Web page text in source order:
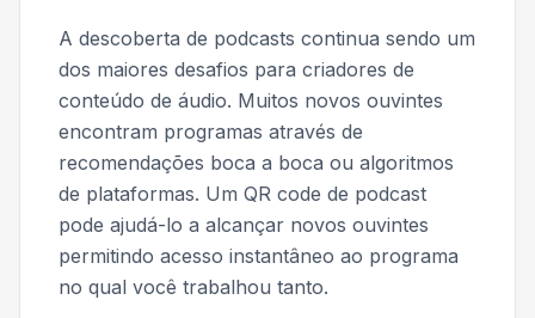
A descoberta de podcasts continua sendo um
dos maiores desafios para criadores de
conteúdo de áudio. Muitos novos ouvintes
encontram programas através de
recomendações boca a boca ou algoritmos
de plataformas. Um QR code de podcast
pode ajudá-lo a alcançar novos ouvintes
permitindo acesso instantâneo ao programa
no qual você trabalhou tanto.